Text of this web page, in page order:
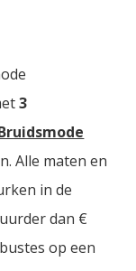
3
Alle maten en
in de
dan €
op een